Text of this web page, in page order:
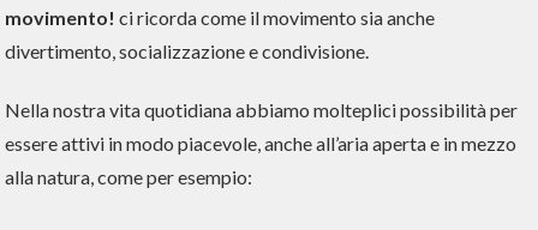
movimento! ci ricorda come il movimento sia anche
divertimento, socializzazione e condivisione.
Nella nostra vita quotidiana abbiamo molteplici possibilità per
essere attivi in modo piacevole, anche all’aria aperta e in mezzo
alla natura, come per esempio: